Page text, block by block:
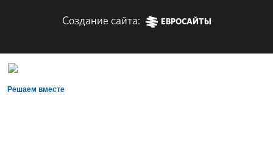
Создание сайта: ЕВРОСАЙТЫ
Решаем вместе